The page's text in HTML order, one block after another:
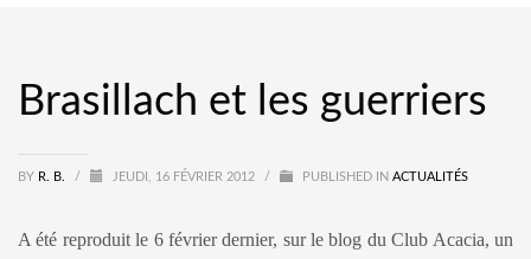
Brasillach et les guerriers
BY R. B. / JEUDI, 16 FÉVRIER 2012 / PUBLISHED IN ACTUALITÉS
A été reproduit le 6 février dernier, sur le blog du Club Acacia, un